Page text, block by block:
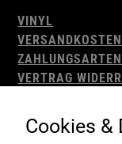
VINYL
VERSANDKOSTEN
ZAHLUNGSARTEN
VERTRAG
IMPRESSUM
Cookies &